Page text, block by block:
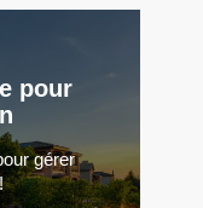
pour
gérer